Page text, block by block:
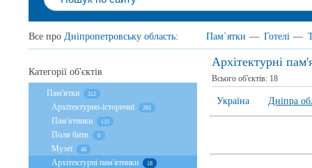
Все про Дніпропетровську область: Пам`ятки — Готелі —
Архітектурні
Всього об'єктів: 18
Україна Дніпра
Категорії об'єктів
Пам'ятки 312
Архітектурно-історичні 265
Пам'ятники 115
Поля битв 0
Музеї 46
Архітектурні пам'ятники 18